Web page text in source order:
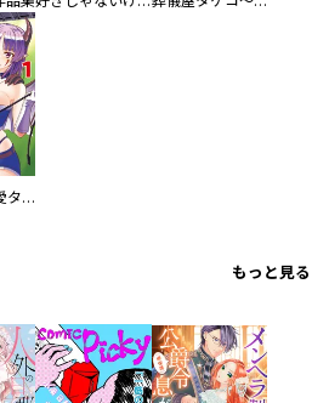
スーパー恋愛タイム！～現場でドＳな彼女は自宅でデレる～
もっと見る